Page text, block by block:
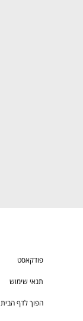
פודקאסט
תנאי שימוש
הפוך לדף הבית